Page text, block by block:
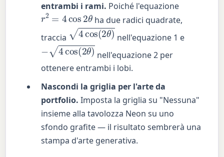
entrambi i rami. Poiché l'equazione
r2=4cos2θ ha due radici quadrate,
traccia
cos(2θ)
nell'equazione 1 e
−4cos(2θ)
nell'equazione 2 per
ottenere entrambi i lobi.
Nascondi la griglia per l'arte da
portfolio. Imposta la griglia su "Nessuna"
insieme alla tavolozza Neon su uno
sfondo grafite — il risultato sembrerà una
stampa d'arte generativa.